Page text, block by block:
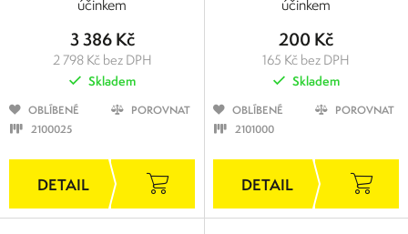
účinkem
3 386 Kč
2 798 Kč bez DPH
Skladem
OBLÍBENÉ
POROVNAT
2100025
účinkem
200 Kč
165 Kč bez DPH
Skladem
OBLÍBENÉ
POROVNAT
2101000